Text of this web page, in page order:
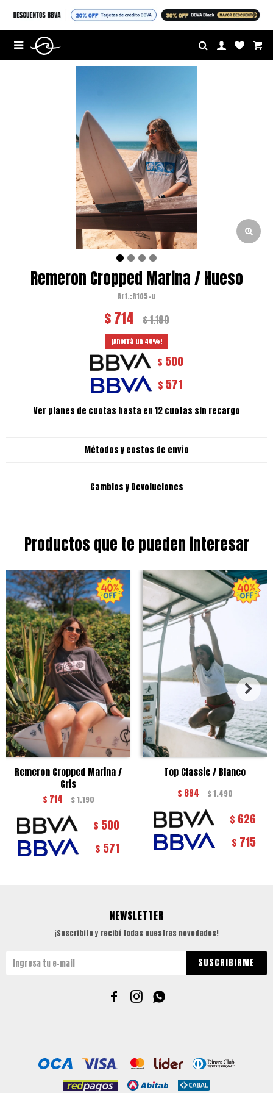


Remeron Cropped Marina / Hueso
R105-u
$714 $1.190
40
$ 500
$ 571
Ver planes de cuotas hasta en 12 cuotas sin recargo
Métodos y costos de envío
Cambios y Devoluciones
Productos que te pueden interesar
Remeron Cropped Marina /
Gris
$ 714 $1.190
$ 500
$ 571
Top Classic / Blanco
$ 894 $1.490
$ 626
$ 715
NEWSLETTER
¡Suscribite y recibí todas nuestras novedades!
SUSCRIBIRME
  